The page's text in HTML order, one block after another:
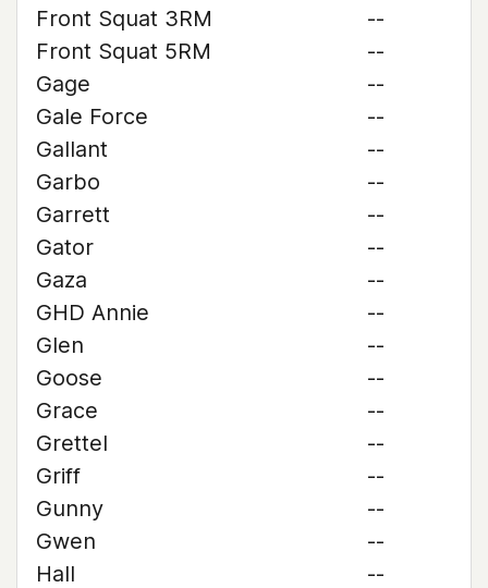
Front Squat 3RM
--
Front Squat 5RM
--
Gage
--
Gale Force
--
Gallant
--
Garbo
--
Garrett
--
Gator
--
Gaza
--
GHD Annie
--
Glen
--
Goose
--
Grace
--
Grettel
--
Griff
--
Gunny
--
Gwen
--
Hall
--